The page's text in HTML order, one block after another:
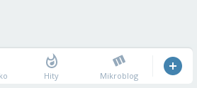
Hity Mikroblog